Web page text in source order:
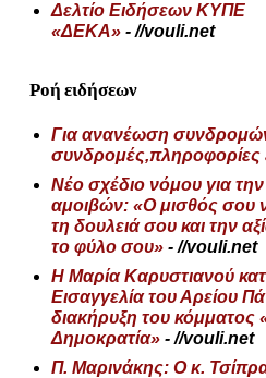
Δελτίο Ειδήσεων ΚΥΠΕ
«ΔΕΚΑ» - //vouli.net
Ροή ειδήσεων
Για ανανέωση
Νέο σχέδιο νόμου για την
αμοιβών: «Ο μισθός σου
τη δουλειά σου και την
το φύλο σου» - //vouli.net
Η Μαρία Καρυστιανού
Εισαγγελία του Αρείου
διακήρυξη του κόμματος
Δημοκρατία» - //vouli.net
Π. Μαρινάκης: Ο κ.